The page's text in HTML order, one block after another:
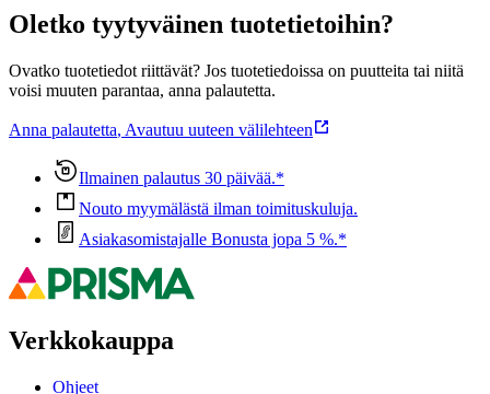
Oletko tyytyväinen tuotetietoihin?
Ovatko tuotetiedot riittävät? Jos tuotetiedoissa on puutteita tai niitä
voisi muuten parantaa, anna palautetta.
Anna palautetta, Avautuu uuteen välilehteen
Ilmainen palautus 30 päivää.*
Nouto myymälästä ilman toimituskuluja.
Asiakasomistajalle Bonusta jopa 5 %.*
Verkkokauppa
Ohjeet